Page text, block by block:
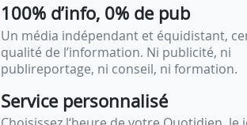
100% d’info, 0% de pub
Un média indépendant et équidistant,
qualité de l’information. Ni publicité, ni
publireportage, ni conseil, ni formation.
Service personnalisé